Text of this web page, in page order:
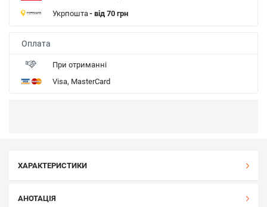
Укрпошта- від 70 грн
Оплата
При отриманні
Visa, MasterCard
ХАРАКТЕРИСТИКИ
АНОТАЦІЯ